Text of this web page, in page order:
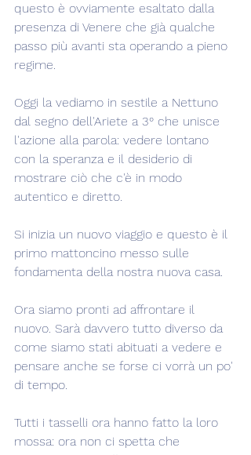
questo è ovviamente esaltato dalla
presenza di Venere che già qualche
passo più avanti sta operando a pieno
regime.
Oggi la vediamo in sestile a Nettuno
dal segno dell'Ariete a 3° che unisce
l'azione alla parola: vedere lontano
con la speranza e il desiderio di
mostrare ciò che c'è in modo
autentico e diretto.
Si inizia un nuovo viaggio e questo è il
primo mattoncino messo sulle
fondamenta della nostra nuova casa.
Ora siamo pronti ad affrontare il
nuovo. Sarà davvero tutto diverso da
come siamo stati abituati a vedere e
pensare anche se forse ci vorrà un po'
di tempo.
Tutti i tasselli ora hanno fatto la loro
mossa: ora non ci spetta che